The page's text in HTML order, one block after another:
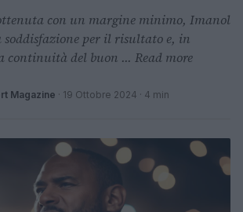
con un margine minimo, Imanol
soddisfazione per il risultato e, in
continuità del buon ... Read more
Magazine · 19 Ottobre 2024 · 4 min